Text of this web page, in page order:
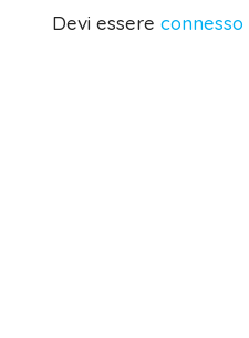
Devi essere connesso